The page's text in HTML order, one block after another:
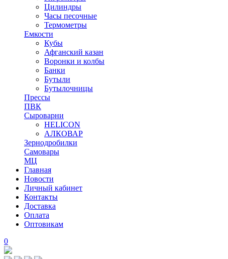
Цилиндры
Часы песочные
Термометры
Емкости
Кубы
Афганский казан
Воронки и колбы
Банки
Бутыли
Бутылочницы
Прессы
ПВК
Сыроварни
HELICON
АЛКОВАР
Зернодробилки
Самовары
МЦ
Главная
Новости
Личный кабинет
Контакты
Доставка
Оплата
Оптовикам
0